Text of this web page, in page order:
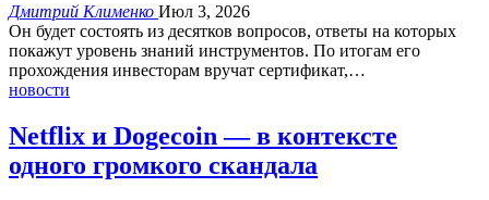
Дмитрий Клименко Июл 3, 2026
Он будет состоять из десятков вопросов, ответы на которых
покажут уровень знаний инструментов. По итогам его
прохождения инвесторам вручат сертификат,…
новости
Netflix и Dogecoin — в контексте
одного громкого скандала